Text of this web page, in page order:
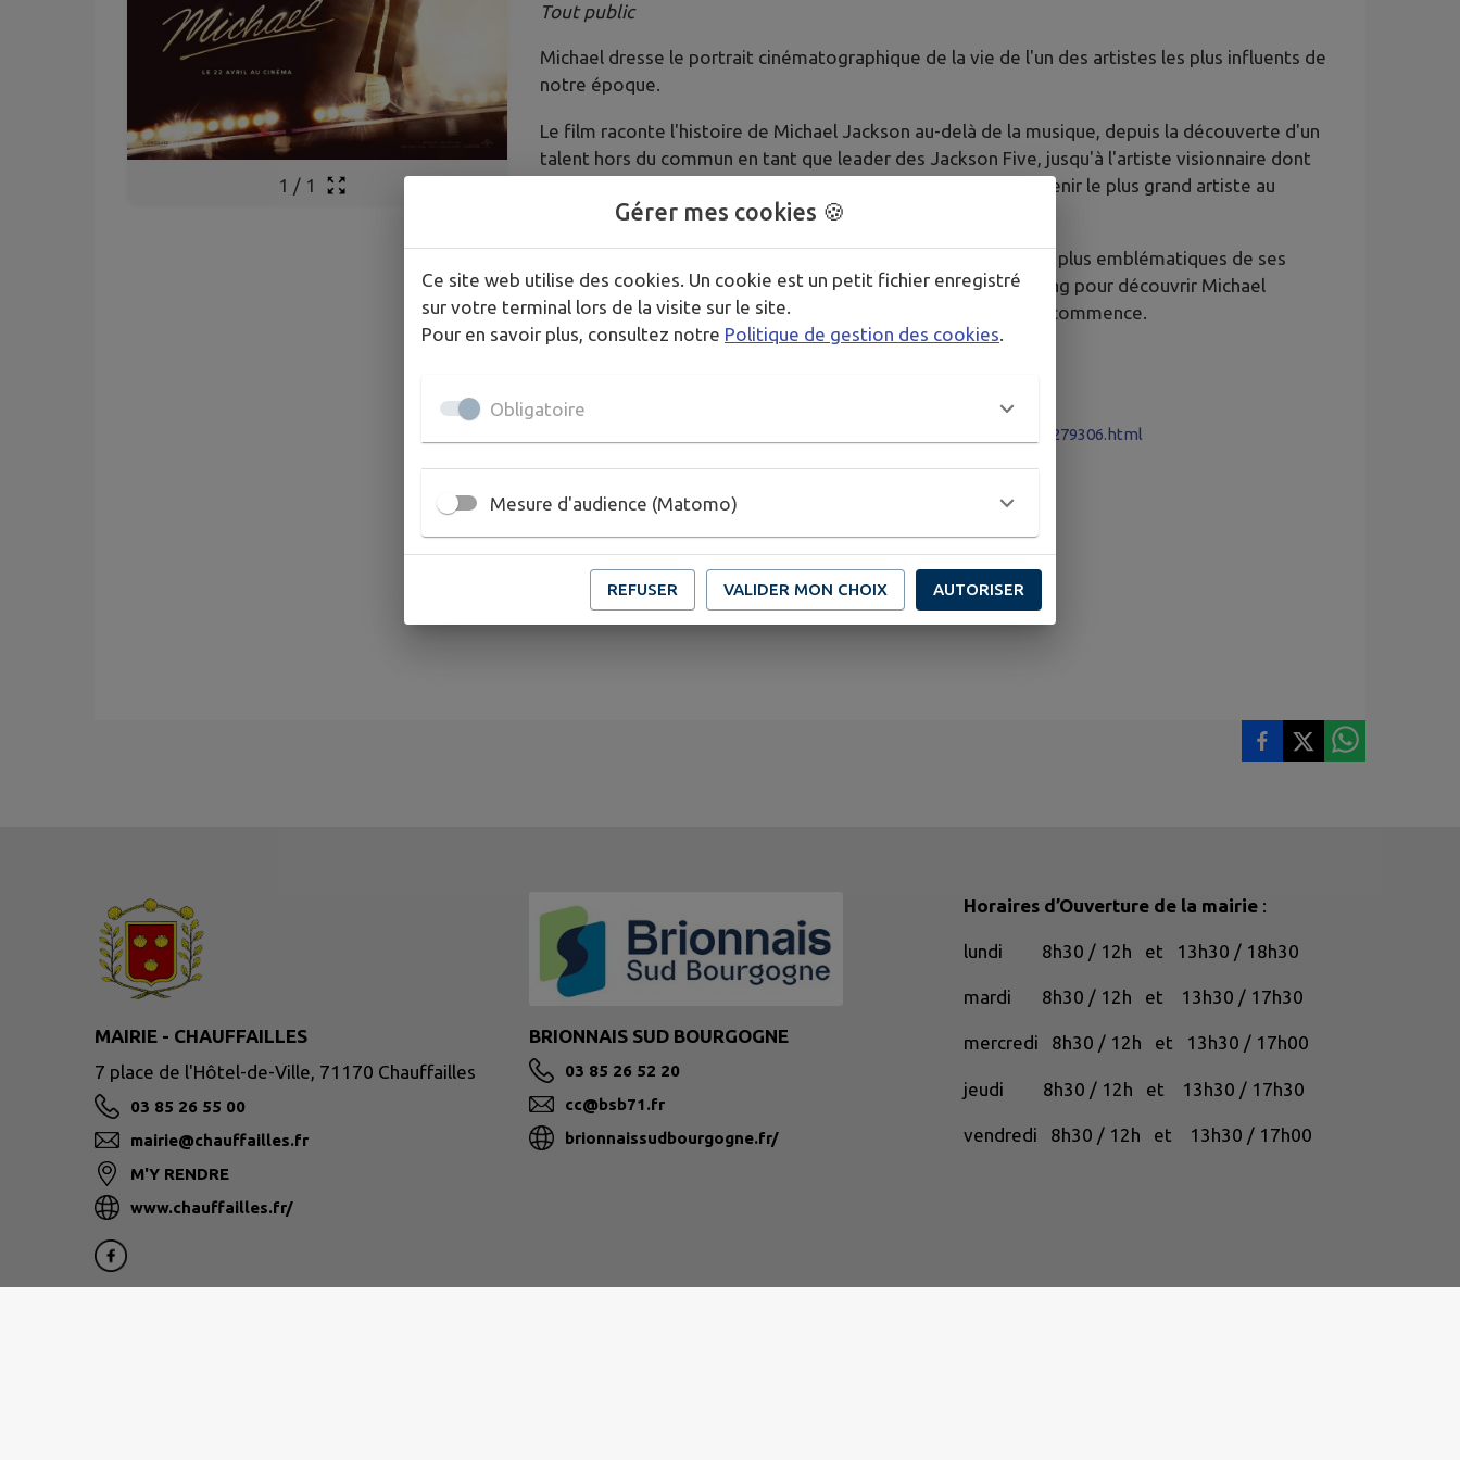
1 / 1
Tout public
Michael dresse le portrait cinématographique de la vie de l'un des artistes les plus influents de
notre époque.
Le film raconte l'histoire de Michael Jackson au-delà de la musique, depuis la découverte d'un
talent hors du commun en tant que leader des Jackson Five, jusqu'à l'artiste visionnaire dont
l'ambition créative a alimenté une quête incessante pour devenir le plus grand artiste au
Mettant en lumière sa vie hors scène et ses performances les plus emblématiques de ses
débuts en solo, le film offre au public une place au premier rang pour découvrir Michael
Jackson comme jamais auparavant. C'est ici que son histoire commence.
PLUS D'INFORMATIONS
https://www.allocine.fr/video/player_gen_cmedia=20633111&cfilm=279306.html
MAIRIE - CHAUFFAILLES
7 place de l'Hôtel-de-Ville, 71170 Chauffailles
03 85 26 55 00
mairie@chauffailles.fr
M'Y RENDRE
www.chauffailles.fr/
BRIONNAIS SUD BOURGOGNE
03 85 26 52 20
cc@bsb71.fr
brionnaissudbourgogne.fr/
Horaires d’Ouverture de la mairie :
lundi 8h30 / 12h et 13h30 / 18h30
mardi 8h30 / 12h et 13h30 / 17h30
mercredi 8h30 / 12h et 13h30 / 17h00
jeudi 8h30 / 12h et 13h30 / 17h30
vendredi 8h30 / 12h et 13h30 / 17h00
Gérer mes cookies 🍪
Ce site web utilise des cookies. Un cookie est un petit fichier enregistré
sur votre terminal lors de la visite sur le site.
Pour en savoir plus, consultez notre Politique de gestion des cookies.
Obligatoire
Mesure d'audience (Matomo)
REFUSER VALIDER MON CHOIX AUTORISER